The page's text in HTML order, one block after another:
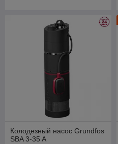
Колодезный насос Grundfos
SBA 3-35 A